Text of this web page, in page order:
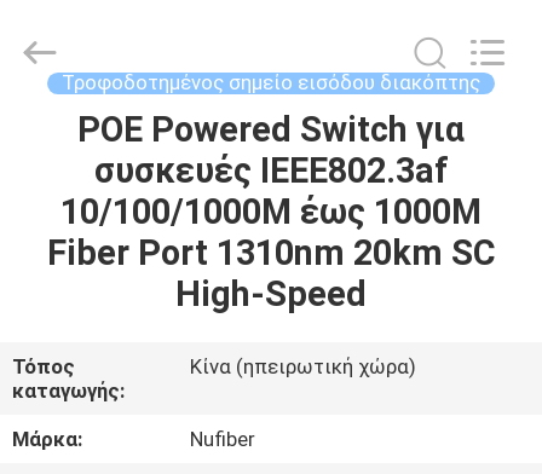
ΣΠΊΤΙ
ΠΡΟΪΌΝΤΑ
ΓΎΡΟΣ
ΕΡΓΟΣΤΑΣΊΩΝ
Technology
Co.,Ltd.
Τροφοδοτημένος σημείο εισόδου διακόπτης
POE Powered Switch για
συσκευές IEEE802.3af
10/100/1000M έως 1000M
Fiber Port 1310nm 20km SC
High-Speed
Τόπος
καταγωγής:
Κίνα (ηπειρωτική χώρα)
Μάρκα:
Nufiber